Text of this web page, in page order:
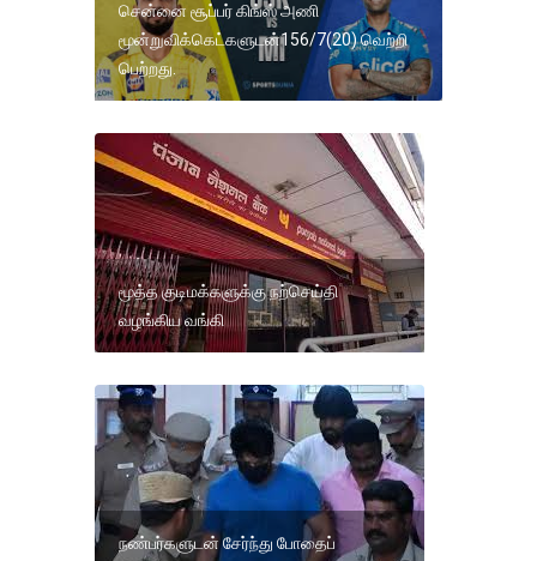
சென்னை சூப்பர் கிங்ஸ் அணி
மூன்றுவிக்கெட்களுடன்156/7(20) வெற்றி
பெற்றது.
மூத்த குடிமக்களுக்கு நற்செய்தி
வழங்கிய வங்கி
நண்பர்களுடன் சேர்ந்து போதைப்